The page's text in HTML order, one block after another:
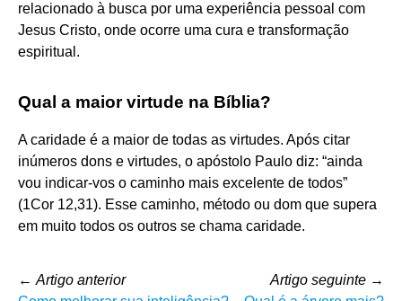
relacionado à busca por uma experiência pessoal com
Jesus Cristo, onde ocorre uma cura e transformação
espiritual.
Qual a maior virtude na Bíblia?
A caridade é a maior de todas as virtudes. Após citar
inúmeros dons e virtudes, o apóstolo Paulo diz: “ainda
vou indicar-vos o caminho mais excelente de todos”
(1Cor 12,31). Esse caminho, método ou dom que supera
em muito todos os outros se chama caridade.
← Artigo anterior
Artigo seguinte →